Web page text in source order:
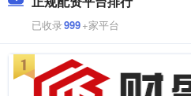
已收录999+家平台